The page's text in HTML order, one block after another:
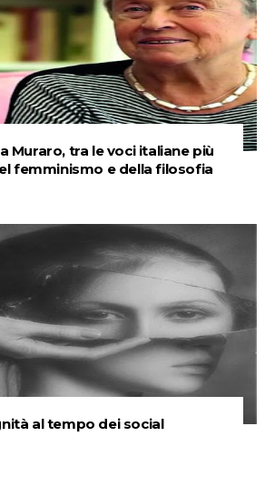
Muraro, tra le voci italiane più
femminismo e della filosofia
al tempo dei social